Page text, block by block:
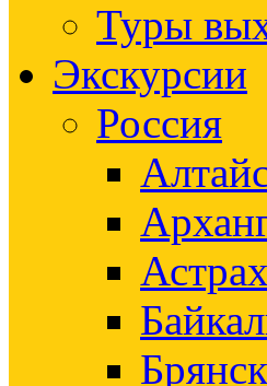
Туры
Экскурсии
Россия